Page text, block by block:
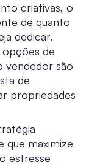
criativas, o
de quanto
dedicar.
de
vendedor são
de
propriedades
que maximize
estresse